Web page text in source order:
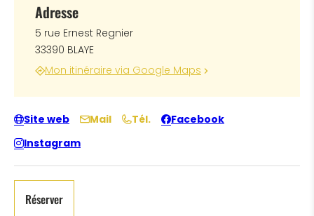
Adresse
5 rue Ernest Regnier
33390 BLAYE
Mon itinéraire via Google Maps
Site web Mail Tél.
Facebook
Instagram
Réserver